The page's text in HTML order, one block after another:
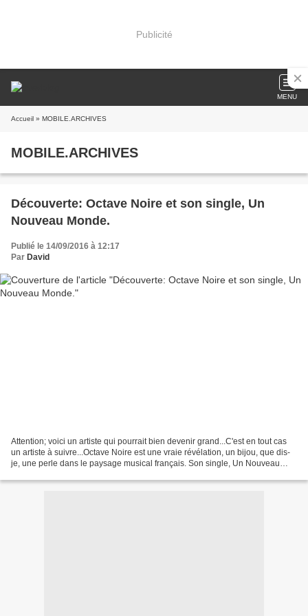
Publicité
MENU
Accueil » MOBILE.ARCHIVES
MOBILE.ARCHIVES
Découverte: Octave Noire et son single, Un
Nouveau Monde.
Publié le 14/09/2016 à 12:17
Par David
Attention; voici un artiste qui pourrait bien devenir grand...C'est en tout cas
un artiste à suivre...Octave Noire est une vraie révélation, un bijou, que dis-
je, une perle dans le paysage musical français. Son single, Un Nouveau